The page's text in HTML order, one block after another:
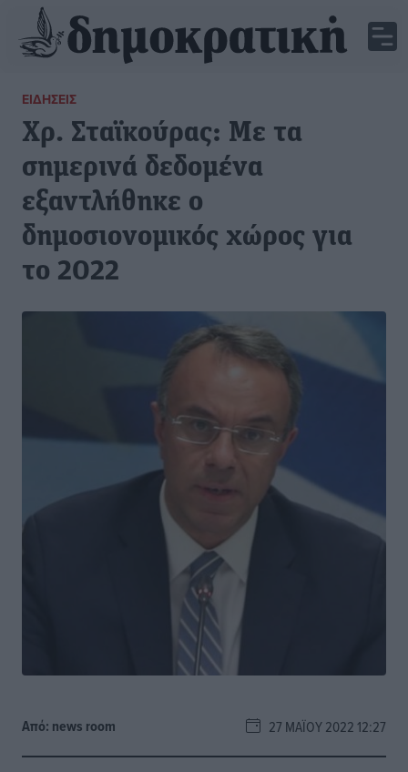
ΕΙΔΉΣΕΙΣ
Χρ. Σταϊκούρας: Με τα
σημερινά δεδομένα
εξαντλήθηκε ο
δημοσιονομικός χώρος για
το 2022
Από: news room 27 ΜΑΪ́ΟΥ 2022 12:27